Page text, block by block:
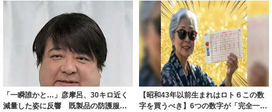
「一瞬誰かと…」彦摩呂、30キロ近く
減量した姿に反響 既製品の防護服が
【昭和43年以前生まれはロト６この数
字を買うべき】6つの数字が「完全一